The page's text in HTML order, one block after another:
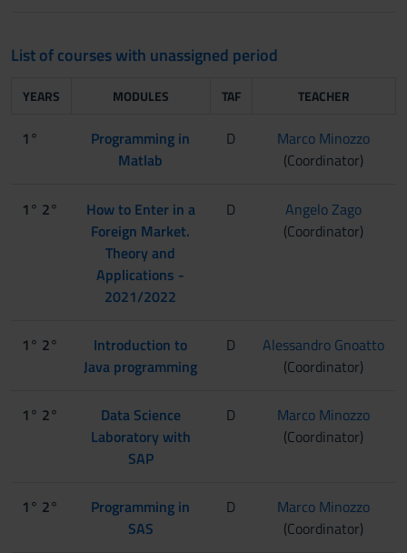
List of courses with unassigned period
YEARS MODULES TAF TEACHER
1°
Programming in
Matlab
D
Marco Minozzo
(Coordinator)
1° 2°
How to Enter in a
Foreign Market.
Theory and
Applications -
2021/2022
D
Angelo Zago
(Coordinator)
1° 2°
Introduction to
Java programming
D
Alessandro Gnoatto
(Coordinator)
1° 2°
Data Science
Laboratory with
SAP
D
Marco Minozzo
(Coordinator)
1° 2°
Programming in
SAS
D
Marco Minozzo
(Coordinator)